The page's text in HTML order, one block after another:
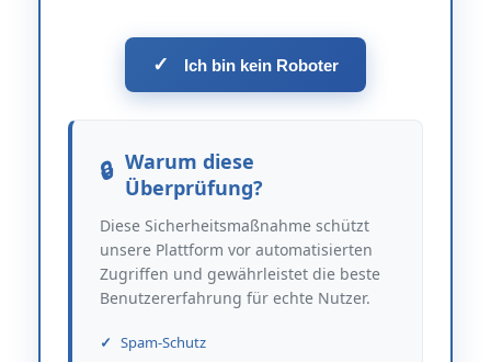
✓ Ich bin kein Roboter
Warum diese
Überprüfung?
Diese Sicherheitsmaßnahme schützt
unsere Plattform vor automatisierten
Zugriffen und gewährleistet die beste
Benutzererfahrung für echte Nutzer.
Spam-Schutz